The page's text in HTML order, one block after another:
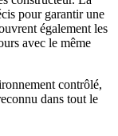
pour garantir une
également les
avec le même
contrôlé,
dans tout le